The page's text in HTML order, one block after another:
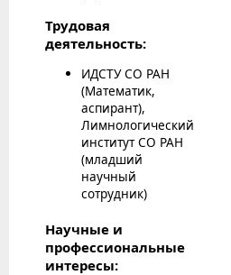
Трудовая
деятельность:
ИДСТУ СО РАН
(Математик,
аспирант),
Лимнологический
институт СО РАН
(младший
научный
сотрудник)
Научные и
профессиональные
интересы: